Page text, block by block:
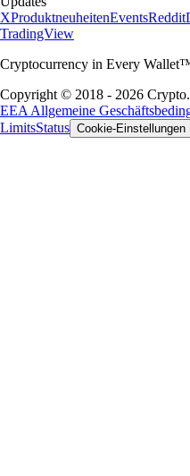
XProduktneuheitenEventsReddit
TradingView
Cryptocurrency in Every
Copyright © 2018 - 2026
EEA Allgemeine
LimitsStatus Cookie-Einstellungen